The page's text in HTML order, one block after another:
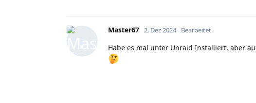
Master67 2. Dez 2024 Bearbeitet
Habe es mal unter Unraid Installiert, aber